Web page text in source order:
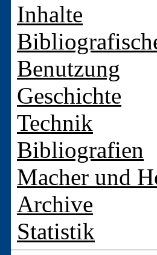
Inhalte
Benutzung
Geschichte
Technik
Bibliografien
Macher und
Archive
Statistik